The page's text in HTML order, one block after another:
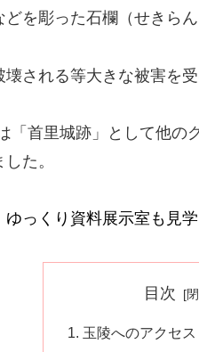
を彫った石欄（せきら
される等大きな被害を受
「首里城跡」として他の
た。
ゆっくり資料展示室も見
目次
玉陵へのアクセス